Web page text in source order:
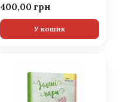
400,00
У кошик